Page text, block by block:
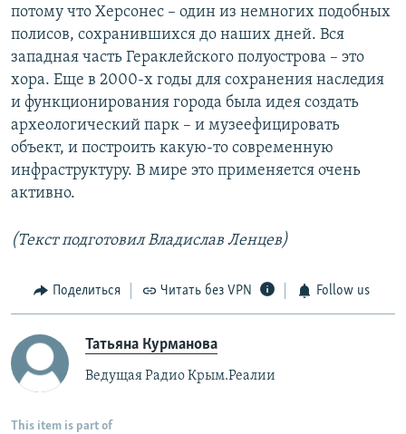
потому что Херсонес – один из немногих подобных
полисов, сохранившихся до наших дней. Вся
западная часть Гераклейского полуострова – это
хора. Еще в 2000-х годы для сохранения наследия
и функционирования города была идея создать
археологический парк – и музеефицировать
объект, и построить какую-то современную
инфраструктуру. В мире это применяется очень
активно.
(Текст подготовил Владислав Ленцев)
Поделиться Читать без VPN Follow us
Татьяна Курманова
Ведущая Радио Крым.Реалии
This item is part of